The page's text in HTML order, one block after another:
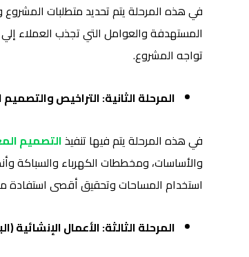
في هذه المرحلة يتم تحديد متطلبات
المستهدفة والعوامل التي تجذب العملاء
تواجه المشروع.
المرحلة الثانية: التراخيص
في هذه المرحلة يتم فيها تنفيذالتصميم
والأساسات، ومخططات الكهرباء والسباكة
استخدام المساحات وتحقيق أقصى استفادة
المرحلة الثالثة: الأعمال الإنشائية